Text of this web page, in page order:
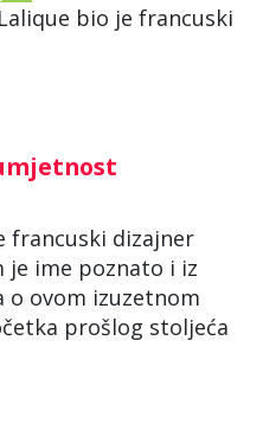
bio je francuski
francuski dizajner
je ime poznato i iz
o ovom izuzetnom
prošlog stoljeća